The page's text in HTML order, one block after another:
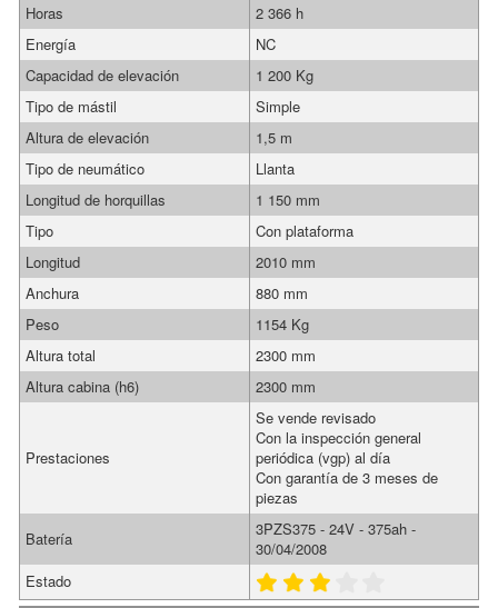
Horas
2 366 h
Energía
NC
Capacidad de elevación
1 200 Kg
Tipo de mástil
Simple
Altura de elevación
1,5 m
Tipo de neumático
Llanta
Longitud de horquillas
1 150 mm
Tipo
Con plataforma
Longitud
2010 mm
Anchura
880 mm
Peso
1154 Kg
Altura total
2300 mm
Altura cabina (h6)
2300 mm
Prestaciones
Se vende revisado
Con la inspección general
periódica (vgp) al día
Con garantía de 3 meses de
piezas
Batería
3PZS375 - 24V - 375ah -
30/04/2008
Estado